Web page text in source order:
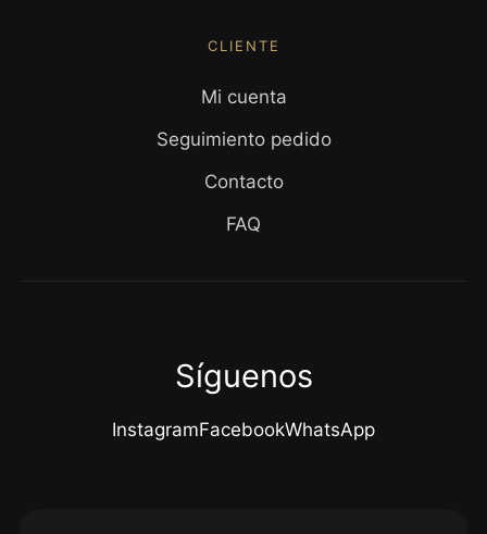
CLIENTE
Mi cuenta
Seguimiento pedido
Contacto
FAQ
Síguenos
InstagramFacebookWhatsApp